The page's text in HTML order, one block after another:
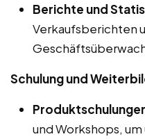
Berichte und
Verkaufsberichten
Schulung und
und Workshops,